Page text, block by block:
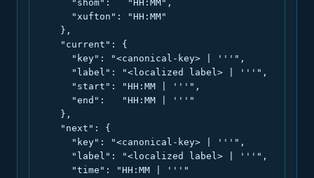
      "shom":   "HH:MM",
      "xufton": "HH:MM"
    },
    "current": {
      "key": "<canonical-key> | '''",
      "label": "<localized label> | '''",
      "start": "HH:MM | '''",
      "end":   "HH:MM | '''"
    },
    "next": {
      "key": "<canonical-key> | '''",
      "label": "<localized label> | '''",
      "time": "HH:MM | '''"